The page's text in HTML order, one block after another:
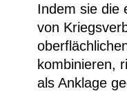
Indem sie die
von
kombinieren,
als Anklage